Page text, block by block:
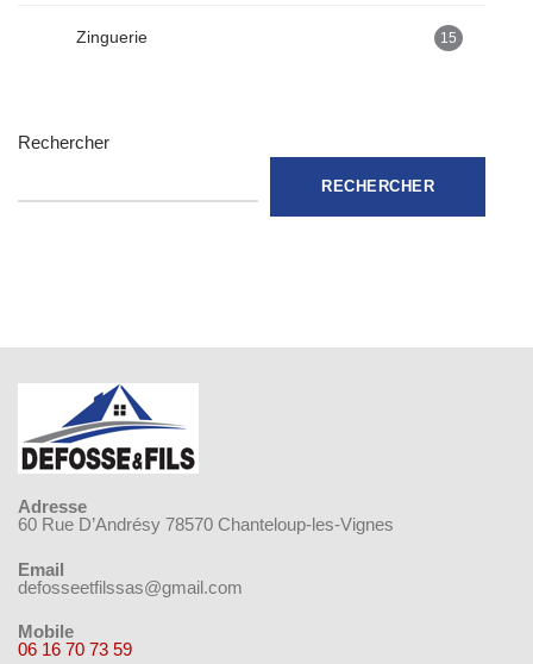
Zinguerie 15
Rechercher
RECHERCHER
Adresse
60 Rue D’Andrésy 78570 Chanteloup-les-Vignes
Email
defosseetfilssas@gmail.com
Mobile
06 16 70 73 59